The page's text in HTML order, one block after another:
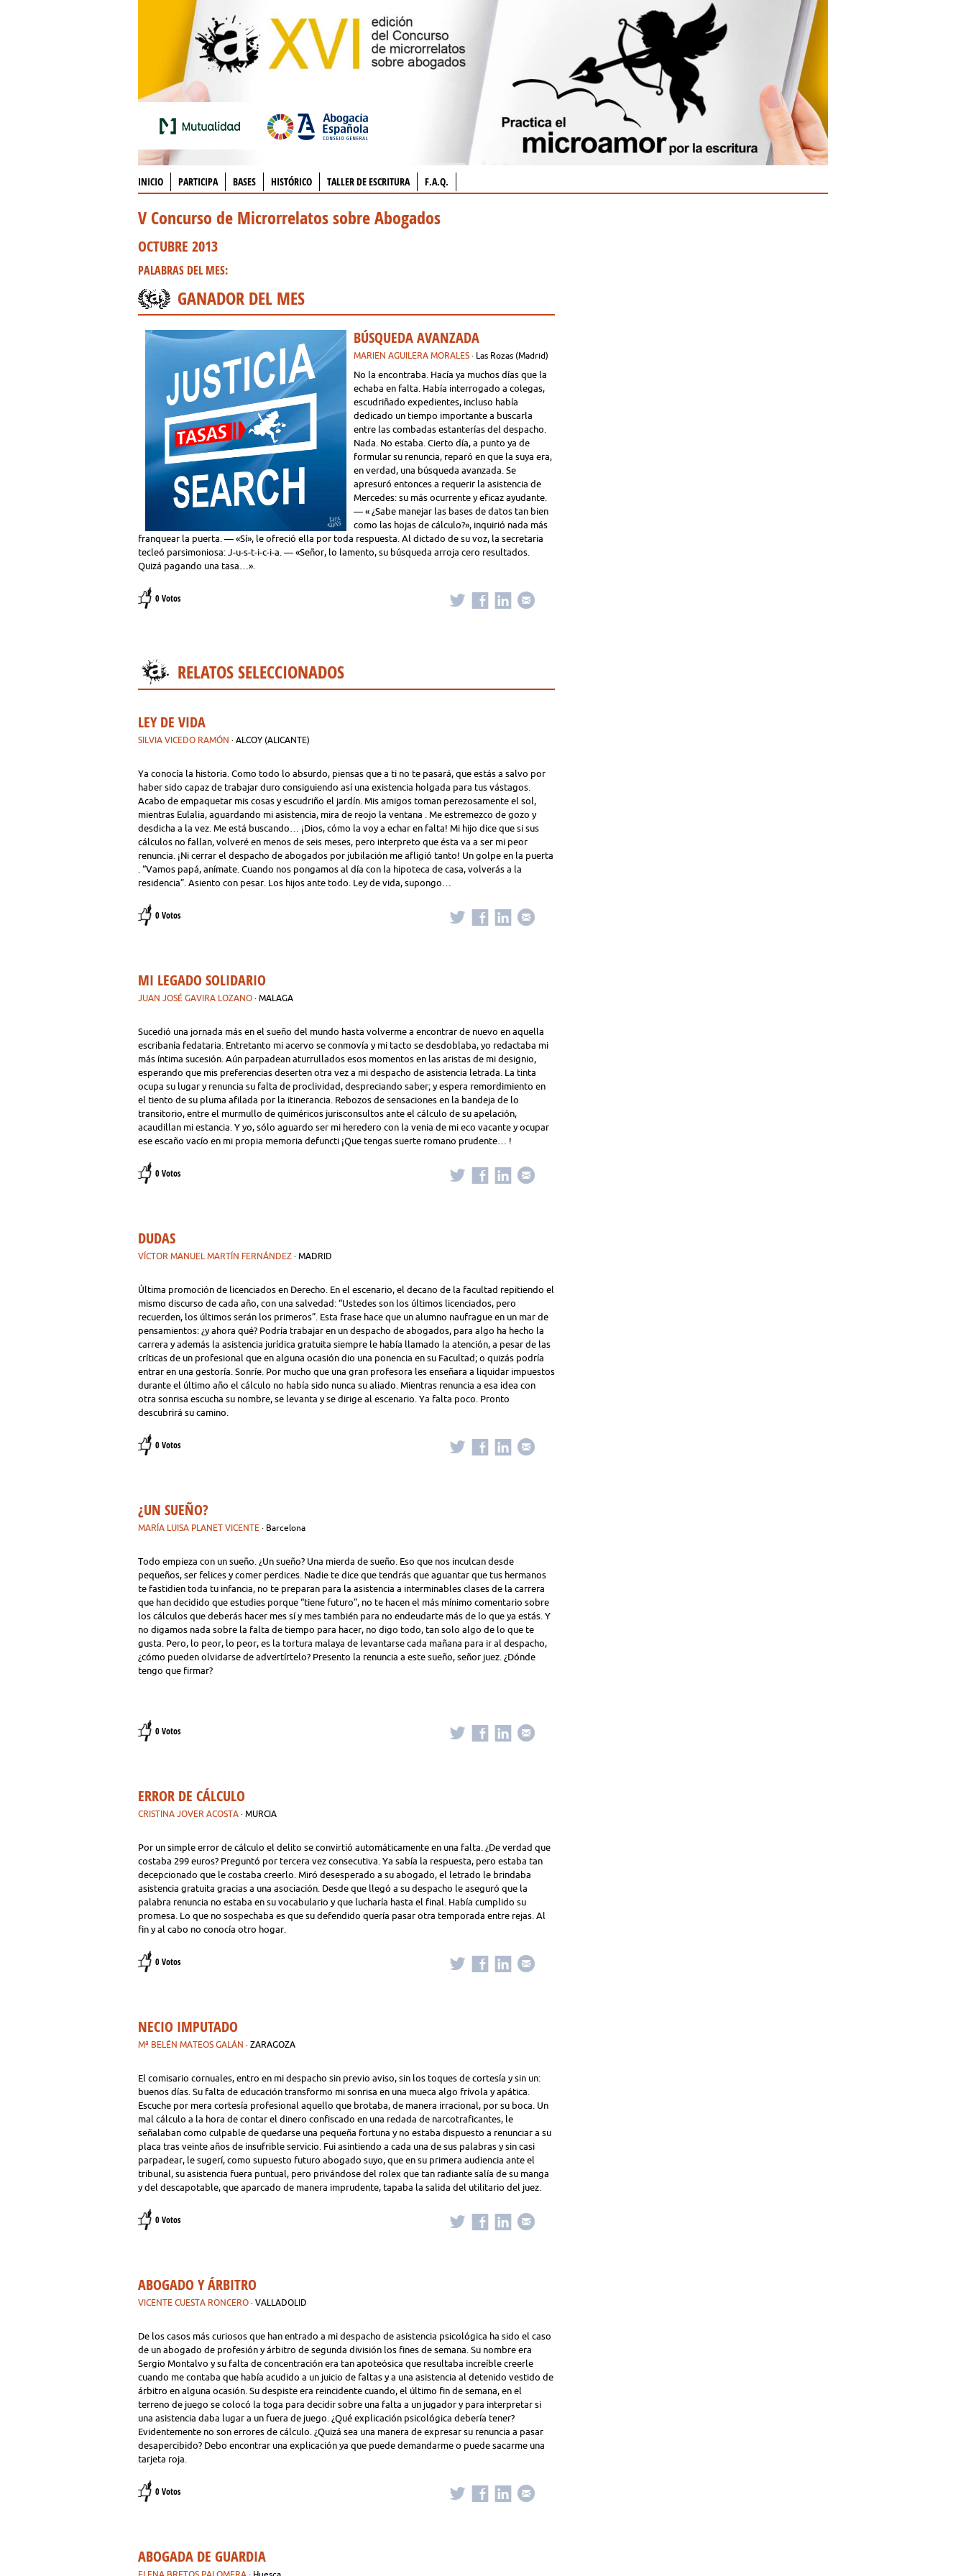
INICIO PARTICIPA BASES HISTÓRICO TALLER DE ESCRITURA F.A.Q.
V Concurso de Microrrelatos sobre Abogados
OCTUBRE 2013
PALABRAS DEL MES:
GANADOR DEL MES
BÚSQUEDA AVANZADA
MARIEN AGUILERA MORALES · Las Rozas (Madrid)
No la encontraba. Hacía ya muchos días que la
echaba en falta. Había interrogado a colegas,
escudriñado expedientes, incluso había
dedicado un tiempo importante a buscarla
entre las combadas estanterías del despacho.
Nada. No estaba. Cierto día, a punto ya de
formular su renuncia, reparó en que la suya era,
en verdad, una búsqueda avanzada. Se
apresuró entonces a requerir la asistencia de
Mercedes: su más ocurrente y eficaz ayudante.
— « ¿Sabe manejar las bases de datos tan bien
como las hojas de cálculo?», inquirió nada más
franquear la puerta. — «Sí», le ofreció ella por toda respuesta. Al dictado de su voz, la secretaria
tecleó parsimoniosa: J-u-s-t-i-c-i-a. — «Señor, lo lamento, su búsqueda arroja cero resultados.
Quizá pagando una tasa…».
0 Votos
RELATOS SELECCIONADOS
LEY DE VIDA
SILVIA VICEDO RAMÓN · ALCOY (ALICANTE)
Ya conocía la historia. Como todo lo absurdo, piensas que a ti no te pasará, que estás a salvo por
haber sido capaz de trabajar duro consiguiendo así una existencia holgada para tus vástagos.
Acabo de empaquetar mis cosas y escudriño el jardín. Mis amigos toman perezosamente el sol,
mientras Eulalia, aguardando mi asistencia, mira de reojo la ventana . Me estremezco de gozo y
desdicha a la vez. Me está buscando… ¡Dios, cómo la voy a echar en falta! Mi hijo dice que si sus
cálculos no fallan, volveré en menos de seis meses, pero interpreto que ésta va a ser mi peor
renuncia. ¡Ni cerrar el despacho de abogados por jubilación me afligió tanto! Un golpe en la puerta
. “Vamos papá, anímate. Cuando nos pongamos al día con la hipoteca de casa, volverás a la
residencia”. Asiento con pesar. Los hijos ante todo. Ley de vida, supongo…
0 Votos
MI LEGADO SOLIDARIO
JUAN JOSÉ GAVIRA LOZANO · MALAGA
Sucedió una jornada más en el sueño del mundo hasta volverme a encontrar de nuevo en aquella
escribanía fedataria. Entretanto mi acervo se conmovía y mi tacto se desdoblaba, yo redactaba mi
más íntima sucesión. Aún parpadean aturrullados esos momentos en las aristas de mi designio,
esperando que mis preferencias deserten otra vez a mi despacho de asistencia letrada. La tinta
ocupa su lugar y renuncia su falta de proclividad, despreciando saber; y espera remordimiento en
el tiento de su pluma afilada por la itinerancia. Rebozos de sensaciones en la bandeja de lo
transitorio, entre el murmullo de quiméricos jurisconsultos ante el cálculo de su apelación,
acaudillan mi estancia. Y yo, sólo aguardo ser mi heredero con la venia de mi eco vacante y ocupar
ese escaño vacío en mi propia memoria defuncti ¡Que tengas suerte romano prudente… !
0 Votos
DUDAS
VÍCTOR MANUEL MARTÍN FERNÁNDEZ · MADRID
Última promoción de licenciados en Derecho. En el escenario, el decano de la facultad repitiendo el
mismo discurso de cada año, con una salvedad: “Ustedes son los últimos licenciados, pero
recuerden, los últimos serán los primeros”. Esta frase hace que un alumno naufrague en un mar de
pensamientos: ¿y ahora qué? Podría trabajar en un despacho de abogados, para algo ha hecho la
carrera y además la asistencia jurídica gratuita siempre le había llamado la atención, a pesar de las
críticas de un profesional que en alguna ocasión dio una ponencia en su Facultad; o quizás podría
entrar en una gestoría. Sonríe. Por mucho que una gran profesora les enseñara a liquidar impuestos
durante el último año el cálculo no había sido nunca su aliado. Mientras renuncia a esa idea con
otra sonrisa escucha su nombre, se levanta y se dirige al escenario. Ya falta poco. Pronto
descubrirá su camino.
0 Votos
¿UN SUEÑO?
MARÍA LUISA PLANET VICENTE · Barcelona
Todo empieza con un sueño. ¿Un sueño? Una mierda de sueño. Eso que nos inculcan desde
pequeños, ser felices y comer perdices. Nadie te dice que tendrás que aguantar que tus hermanos
te fastidien toda tu infancia, no te preparan para la asistencia a interminables clases de la carrera
que han decidido que estudies porque “tiene futuro”, no te hacen el más mínimo comentario sobre
los cálculos que deberás hacer mes sí y mes también para no endeudarte más de lo que ya estás. Y
no digamos nada sobre la falta de tiempo para hacer, no digo todo, tan solo algo de lo que te
gusta. Pero, lo peor, lo peor, es la tortura malaya de levantarse cada mañana para ir al despacho,
¿cómo pueden olvidarse de advertírtelo? Presento la renuncia a este sueño, señor juez. ¿Dónde
tengo que firmar?
0 Votos
ERROR DE CÁLCULO
CRISTINA JOVER ACOSTA · MURCIA
Por un simple error de cálculo el delito se convirtió automáticamente en una falta. ¿De verdad que
costaba 299 euros? Preguntó por tercera vez consecutiva. Ya sabía la respuesta, pero estaba tan
decepcionado que le costaba creerlo. Miró desesperado a su abogado, el letrado le brindaba
asistencia gratuita gracias a una asociación. Desde que llegó a su despacho le aseguró que la
palabra renuncia no estaba en su vocabulario y que lucharía hasta el final. Había cumplido su
promesa. Lo que no sospechaba es que su defendido quería pasar otra temporada entre rejas. Al
fin y al cabo no conocía otro hogar.
0 Votos
NECIO IMPUTADO
Mª BELÉN MATEOS GALÁN · ZARAGOZA
El comisario cornuales, entro en mi despacho sin previo aviso, sin los toques de cortesía y sin un:
buenos días. Su falta de educación transformo mi sonrisa en una mueca algo frívola y apática.
Escuche por mera cortesía profesional aquello que brotaba, de manera irracional, por su boca. Un
mal cálculo a la hora de contar el dinero confiscado en una redada de narcotraficantes, le
señalaban como culpable de quedarse una pequeña fortuna y no estaba dispuesto a renunciar a su
placa tras veinte años de insufrible servicio. Fui asintiendo a cada una de sus palabras y sin casi
parpadear, le sugerí, como supuesto futuro abogado suyo, que en su primera audiencia ante el
tribunal, su asistencia fuera puntual, pero privándose del rolex que tan radiante salía de su manga
y del descapotable, que aparcado de manera imprudente, tapaba la salida del utilitario del juez.
0 Votos
ABOGADO Y ÁRBITRO
VICENTE CUESTA RONCERO · VALLADOLID
De los casos más curiosos que han entrado a mi despacho de asistencia psicológica ha sido el caso
de un abogado de profesión y árbitro de segunda división los fines de semana. Su nombre era
Sergio Montalvo y su falta de concentración era tan apoteósica que resultaba increíble creerle
cuando me contaba que había acudido a un juicio de faltas y a una asistencia al detenido vestido de
árbitro en alguna ocasión. Su despiste era reincidente cuando, el último fin de semana, en el
terreno de juego se colocó la toga para decidir sobre una falta a un jugador y para interpretar si
una asistencia daba lugar a un fuera de juego. ¿Qué explicación psicológica debería tener?
Evidentemente no son errores de cálculo. ¿Quizá sea una manera de expresar su renuncia a pasar
desapercibido? Debo encontrar una explicación ya que puede demandarme o puede sacarme una
tarjeta roja.
0 Votos
ABOGADA DE GUARDIA